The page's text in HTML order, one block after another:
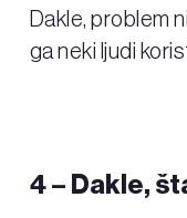
Dakle, problem
ga neki ljudi
4 – Dakle,